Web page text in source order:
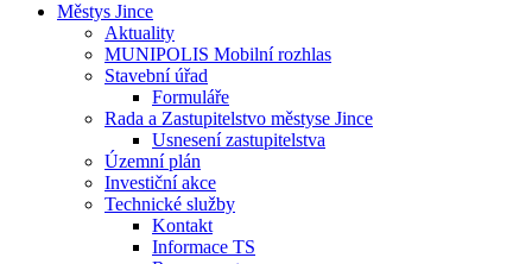
Městys Jince
Aktuality
MUNIPOLIS Mobilní rozhlas
Stavební úřad
Formuláře
Rada a Zastupitelstvo městyse Jince
Usnesení zastupitelstva
Územní plán
Investiční akce
Technické služby
Kontakt
Informace TS